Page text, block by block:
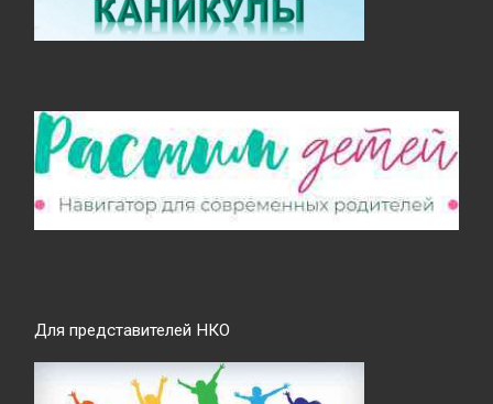
Для представителей НКО